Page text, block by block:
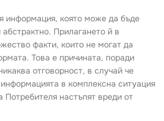
информация, която може да бъде
Прилагането й в
факти, които не могат да
Това е причината, поради
отговорност, в случай че
в комплексна ситуация
Потребителя настъпят вреди от